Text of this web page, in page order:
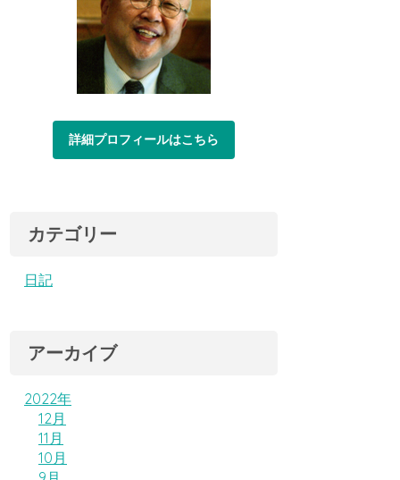
詳細プロフィールはこちら
カテゴリー
日記
アーカイブ
2022年
12月
11月
10月